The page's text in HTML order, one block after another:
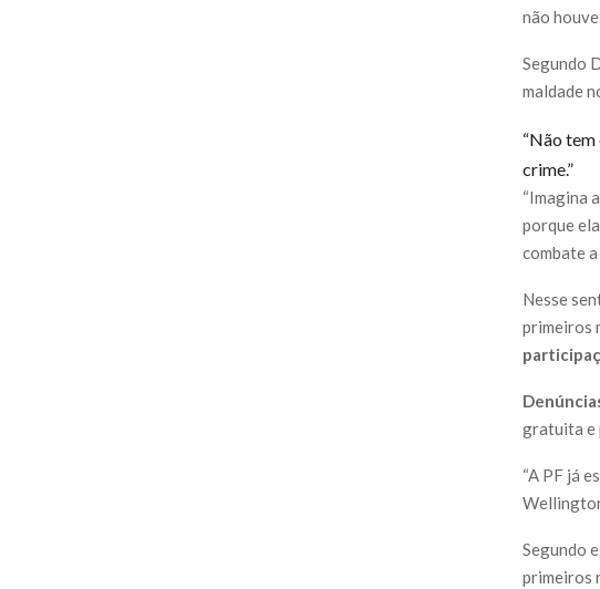
não
Segundo
maldade
“Não
crime.”
“Imagina
porque
combate a
Nesse
primeiros
gratuita e
“A PF já
Segundo
primeiros